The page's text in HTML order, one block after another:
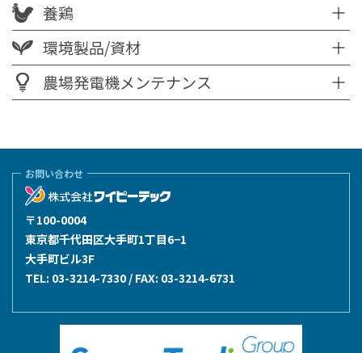
養鶏
環境製品/資材
農場発電機メンテナンス
お問い合わせ
〒100-0004
東京都千代田区大手町1丁目6−1
大手町ビル3F
TEL: 03-3214-7330 / FAX: 03-3214-6731